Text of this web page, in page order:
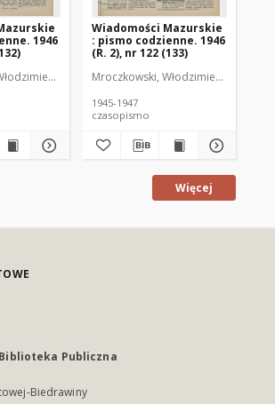
1946
(1902-1971). Redaktor
Wiadomości Mazurskie
: pismo codzienne. 1946
(R. 2), nr 122 (133)
Mroczkowski, Włodzimierz (1902-
1945-1947
czasopismo
Więcej
Publiczna
Biedrawiny